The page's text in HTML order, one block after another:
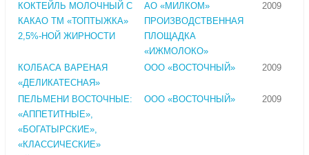
КОКТЕЙЛЬ МОЛОЧНЫЙ С
КАКАО ТМ «ТОПТЫЖКА»
2,5%-НОЙ ЖИРНОСТИ
АО «МИЛКОМ»
ПРОИЗВОДСТВЕННАЯ
ПЛОЩАДКА
«ИЖМОЛОКО»
2009
КОЛБАСА ВАРЕНАЯ
«ДЕЛИКАТЕСНАЯ»
ООО «ВОСТОЧНЫЙ» 2009
ПЕЛЬМЕНИ ВОСТОЧНЫЕ:
«АППЕТИТНЫЕ»,
«БОГАТЫРСКИЕ»,
«КЛАССИЧЕСКИЕ»
ООО «ВОСТОЧНЫЙ» 2009